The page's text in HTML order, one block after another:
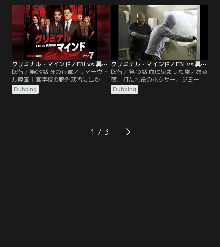
に詳しい“嵐追跡者（ストームチェ
イサー）”ではないかと分析した。
遺体の検視によれば、犯人は若者を
酔わせてハイにし、縛って殺して記
念に腕や足を切断し、竜巻に掃除さ
せたと考えられた。
方不明”のチラシをもった男に誘わ
れるまま、娘に会いたい一心で男の
車に乗ったモニカ。実はその男が娘
を連れ去った犯人だったのだ。
クリミナル・マインド／FBI vs.異常犯罪 シーズン7 第09話／吹替
吹替／第09話 死の行軍／サマーヴィ
ル陸軍士官学校の野外演習に出かけ
た生徒6人のうち5人が首を吊って発
見された。遺体のそばにあった木の
まま。この学校はFBI長官の出身校で
あり、学校の評判に関わるとの判断
Dubbing
クリミナル・マインド／FBI vs.異常犯罪 シーズン7 第10話／吹替
吹替／第10話 血に染まった拳／ある
夜、打たれ役のボクサー、ジミーは
なぜか自分の手が血まみれになって
いることに気づく。その翌日フィラ
が、犯人と2人の被害者に面識がな
いことがわかる。さらに2度目の犯
Dubbing
1